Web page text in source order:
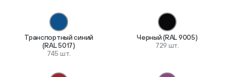
Транспортный синий
(RAL 5017)
745 шт.
Черный (RAL 9005)
729 шт.